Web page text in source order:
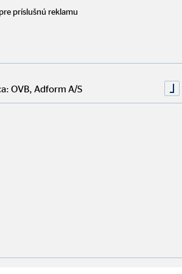
876
Allfinanz Slovensko a.s. | All Rights
príslušnú reklamu
OVB, Adform A/S